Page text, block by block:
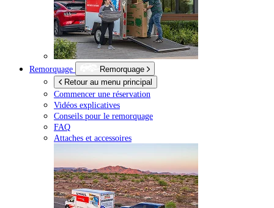
Remorquage
Remorquage
Retour au menu principal
Commencer une réservation
Vidéos explicatives
Conseils pour le remorquage
FAQ
Attaches et accessoires